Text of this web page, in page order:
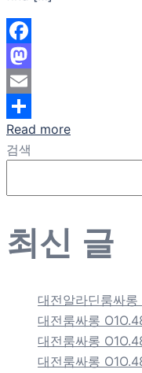
Facebook
Mastodon
Email
Share
Read more
검색
최신 글
대전알라딘룸싸
대전룸싸롱
대전룸싸롱
대전룸싸롱